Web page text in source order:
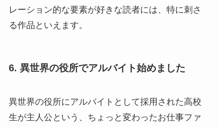
レーション的な要素が好きな読者には、特に刺さ
る作品といえます。
6. 異世界の役所でアルバイト始めました
異世界の役所にアルバイトとして採用された高校
生が主人公という、ちょっと変わったお仕事ファ